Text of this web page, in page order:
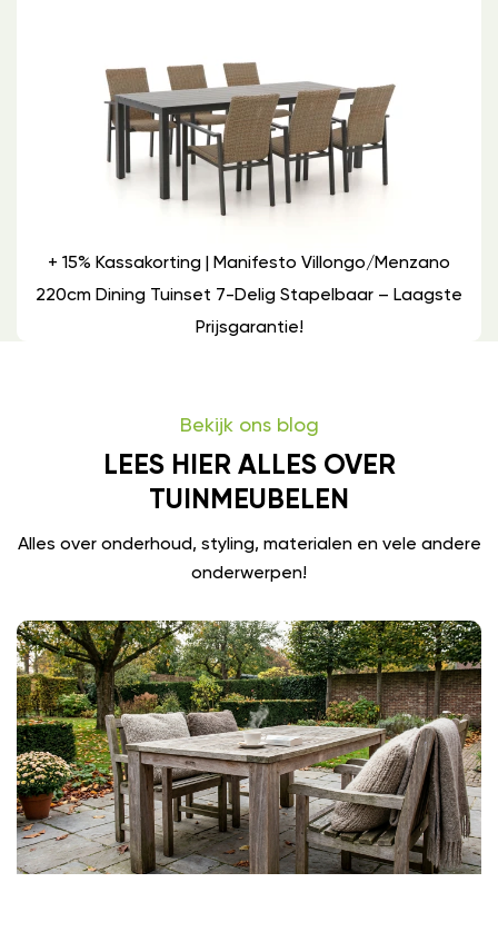
+ 15% Kassakorting | Manifesto Villongo/Menzano
220cm Dining Tuinset 7-Delig Stapelbaar – Laagste
Prijsgarantie!
Bekijk ons blog
LEES HIER ALLES OVER
TUINMEUBELEN
Alles over onderhoud, styling, materialen en vele andere
onderwerpen!